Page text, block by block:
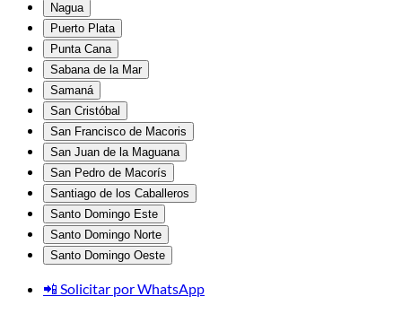
Nagua
Puerto Plata
Punta Cana
Sabana de la Mar
Samaná
San Cristóbal
San Francisco de Macoris
San Juan de la Maguana
San Pedro de Macorís
Santiago de los Caballeros
Santo Domingo Este
Santo Domingo Norte
Santo Domingo Oeste
📲 Solicitar por WhatsApp